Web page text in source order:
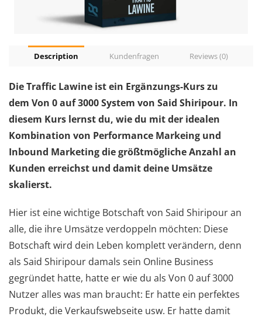
Description Kundenfragen Reviews (0)
Die Traffic Lawine ist ein Ergänzungs-Kurs zu
dem Von 0 auf 3000 System von Said Shiripour. In
diesem Kurs lernst du, wie du mit der idealen
Kombination von Performance Markeing und
Inbound Marketing die größtmögliche Anzahl an
Kunden erreichst und damit deine Umsätze
skalierst.
Hier ist eine wichtige Botschaft von Said Shiripour an
alle, die ihre Umsätze verdoppeln möchten: Diese
Botschaft wird dein Leben komplett verändern, denn
als Said Shiripour damals sein Online Business
gegründet hatte, hatte er wie du als Von 0 auf 3000
Nutzer alles was man braucht: Er hatte ein perfektes
Produkt, die Verkaufswebseite usw. Er hatte damit